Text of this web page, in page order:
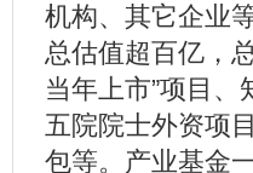
机构、其它企业
总估值超百亿，
当年上市”项目、
五院院士外资项
包等。产业基金